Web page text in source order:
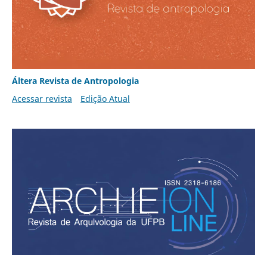
Áltera Revista de Antropologia
Acessar revista
Edição Atual